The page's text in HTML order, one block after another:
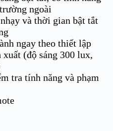
ngoài
và thời gian bật tắt
ngay theo thiết lập
xuất (độ sáng 300 lux,
tra tính năng và phạm